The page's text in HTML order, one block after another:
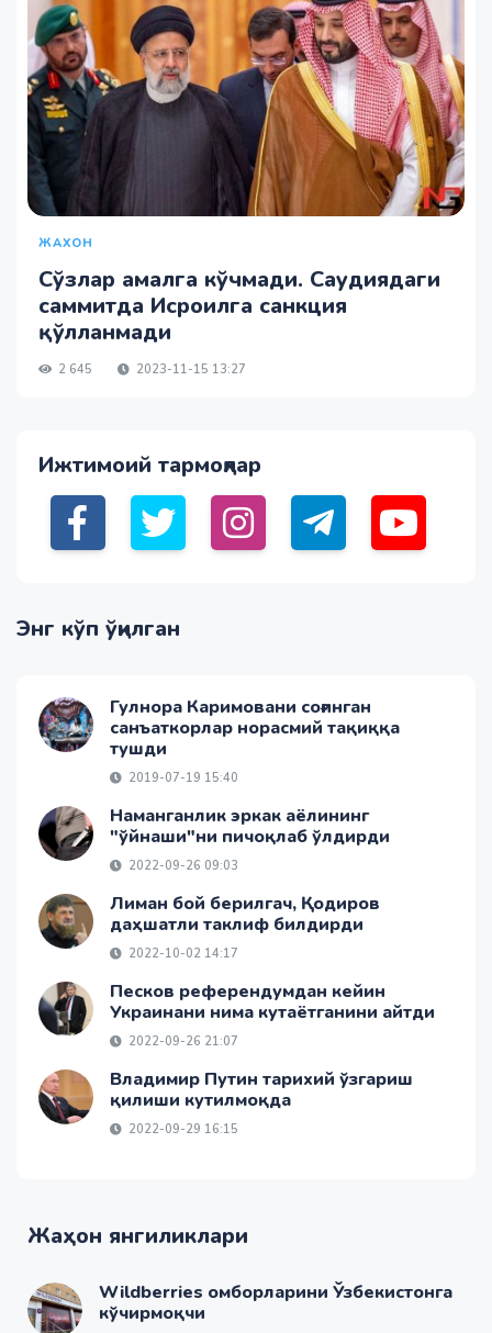
ЖАХОН
Сўзлар амалга кўчмади. Саудиядаги
саммитда Исроилга санкция
қўлланмади
2 645 2023-11-15 13:27
Ижтимоий тармоқлар
Энг кўп ўқилган
Гулнора Каримовани соғинган
санъаткорлар норасмий тақиққа
тушди
2019-07-19 15:40
Наманганлик эркак аёлининг
"ўйнаши"ни пичоқлаб ўлдирди
2022-09-26 09:03
Лиман бой берилгач, Қодиров
даҳшатли таклиф билдирди
2022-10-02 14:17
Песков референдумдан кейин
Украинани нима кутаётганини айтди
2022-09-26 21:07
Владимир Путин тарихий ўзгариш
қилиши кутилмоқда
2022-09-29 16:15
Жаҳон янгиликлари
Wildberries омборларини Ўзбекистонга
кўчирмоқчи